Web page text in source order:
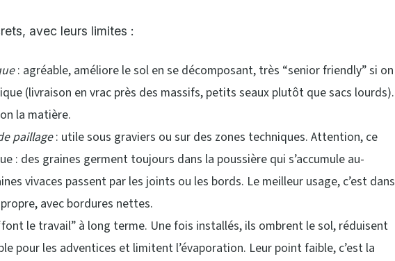
avec leurs limites :
: agréable, améliore le sol en se décomposant, très “senior friendly” si on
(livraison en vrac près des massifs, petits seaux plutôt que sacs lourds).
la matière.
paillage: utile sous graviers ou sur des zones techniques. Attention, ce
: des graines germent toujours dans la poussière qui s’accumule au-
vivaces passent par les joints ou les bords. Le meilleur usage, c’est dans
avec bordures nettes.
le travail” à long terme. Une fois installés, ils ombrent le sol, réduisent
pour les adventices et limitent l’évaporation. Leur point faible, c’est la